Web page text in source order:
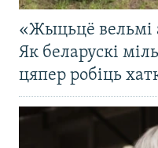
«Жыцьцё вельмі
Як беларускі
цяпер робіць